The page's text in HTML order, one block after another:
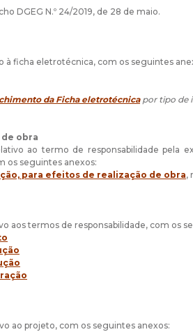
DGEG N.º 24/2019, de 28 de maio.
à ficha eletrotécnica, com os seguintes
da Ficha eletrotécnicapor tipo de
obra
ao termo de responsabilidade pela
os seguintes anexos:
para efeitos de realização de obra,
aos termos de responsabilidade, com os
ao projeto, com os seguintes anexos: